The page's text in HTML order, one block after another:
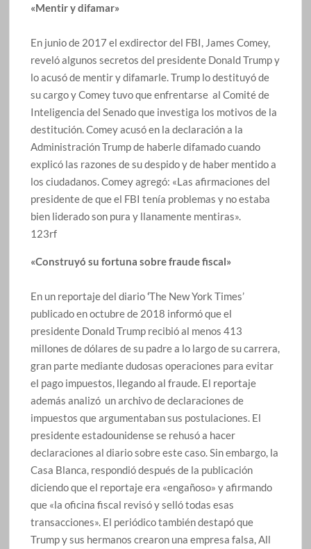
«Mentir y difamar»
En junio de 2017 el exdirector del FBI, James Comey,
reveló algunos secretos del presidente Donald Trump y
lo acusó de mentir y difamarle. Trump lo destituyó de
su cargo y Comey tuvo que enfrentarse al Comité de
Inteligencia del Senado que investiga los motivos de la
destitución. Comey acusó en la declaración a la
Administración Trump de haberle difamado cuando
explicó las razones de su despido y de haber mentido a
los ciudadanos. Comey agregó: «Las afirmaciones del
presidente de que el FBI tenía problemas y no estaba
bien liderado son pura y llanamente mentiras».
123rf
«Construyó su fortuna sobre fraude fiscal»
En un reportaje del diario‘​The New York Times’
publicado en octubre de 2018 informó que el
presidente Donald Trump recibió al menos 413
millones de dólares de su padre a lo largo de su carrera,
gran parte mediante dudosas operaciones para evitar
el pago impuestos, llegando al fraude. El reportaje
además analizó un archivo de declaraciones de
impuestos que argumentaban sus postulaciones. El
presidente estadounidense se rehusó a hacer
declaraciones al diario sobre este caso. Sin embargo, la
Casa Blanca, respondió después de la publicación
diciendo que el reportaje era «engañoso» y afirmando
que «la oficina fiscal revisó y selló todas esas
transacciones». El periódico también destapó que
Trump y sus hermanos crearon una empresa falsa, All